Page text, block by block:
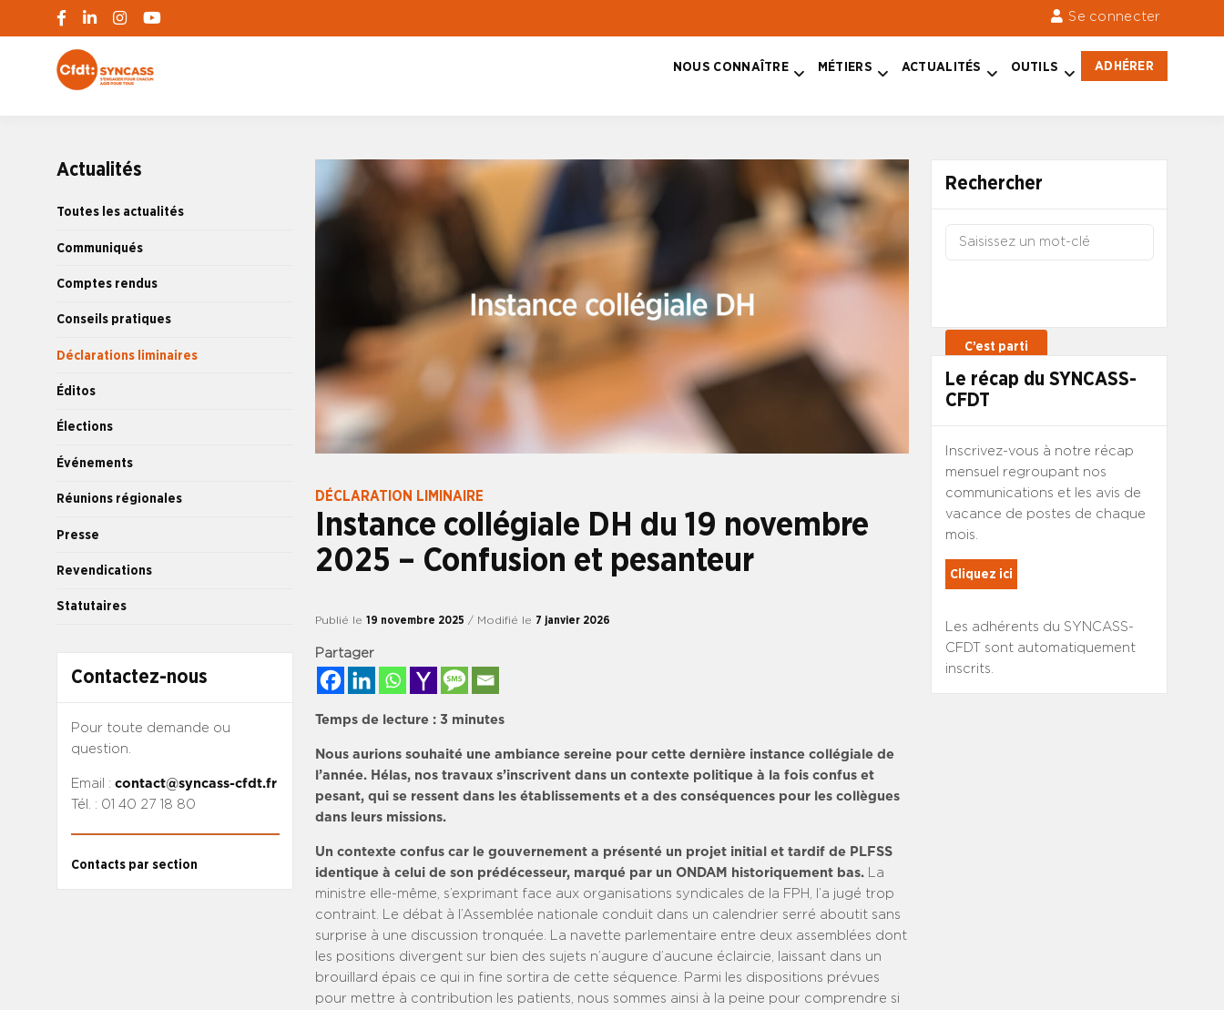
Se connecter
NOUS CONNAÎTRE MÉTIERS ACTUALITÉS OUTILS ADHÉRER
Actualités
Toutes les actualités
Communiqués
Comptes rendus
Conseils pratiques
Déclarations liminaires
Éditos
Élections
Événements
Réunions régionales
Presse
Revendications
Statutaires
Contactez-nous
Pour toute demande ou
question.
Email : contact@syncass-cfdt.fr
Tél. : 01 40 27 18 80
Contacts par section
DÉCLARATION LIMINAIRE
Instance collégiale DH du 19 novembre
2025 – Confusion et pesanteur
Publié le 19 novembre 2025 / Modifié le 7 janvier 2026
Partager
Temps de lecture : 3 minutes
Nous aurions souhaité une ambiance sereine pour cette dernière instance collégiale de
l’année. Hélas, nos travaux s’inscrivent dans un contexte politique à la fois confus et
pesant, qui se ressent dans les établissements et a des conséquences pour les collègues
dans leurs missions.
Un contexte confus car le gouvernement a présenté un projet initial et tardif de PLFSS
identique à celui de son prédécesseur, marqué par un ONDAM historiquement bas. La
ministre elle-même, s’exprimant face aux organisations syndicales de la FPH, l’a jugé trop
contraint. Le débat à l’Assemblée nationale conduit dans un calendrier serré aboutit sans
surprise à une discussion tronquée. La navette parlementaire entre deux assemblées dont
les positions divergent sur bien des sujets n’augure d’aucune éclaircie, laissant dans un
brouillard épais ce qui in fine sortira de cette séquence. Parmi les dispositions prévues
pour mettre à contribution les patients, nous sommes ainsi à la peine pour comprendre si
Rechercher
Le récap du SYNCASS-
CFDT
Inscrivez-vous à notre récap
mensuel regroupant nos
communications et les avis de
vacance de postes de chaque
mois.
Cliquez ici
Les adhérents du SYNCASS-
CFDT sont automatiquement
inscrits.